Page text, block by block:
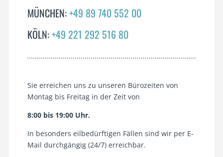
MÜNCHEN:+49 89 740 552 00
KÖLN:+49 221 292 516 80
Sie erreichen uns zu unseren Bürozeiten von
Montag bis Freitag in der Zeit von
8:00 bis 19:00 Uhr.
In besonders eilbedürftigen Fällen sind wir per E-
Mail durchgängig (24/7) erreichbar.